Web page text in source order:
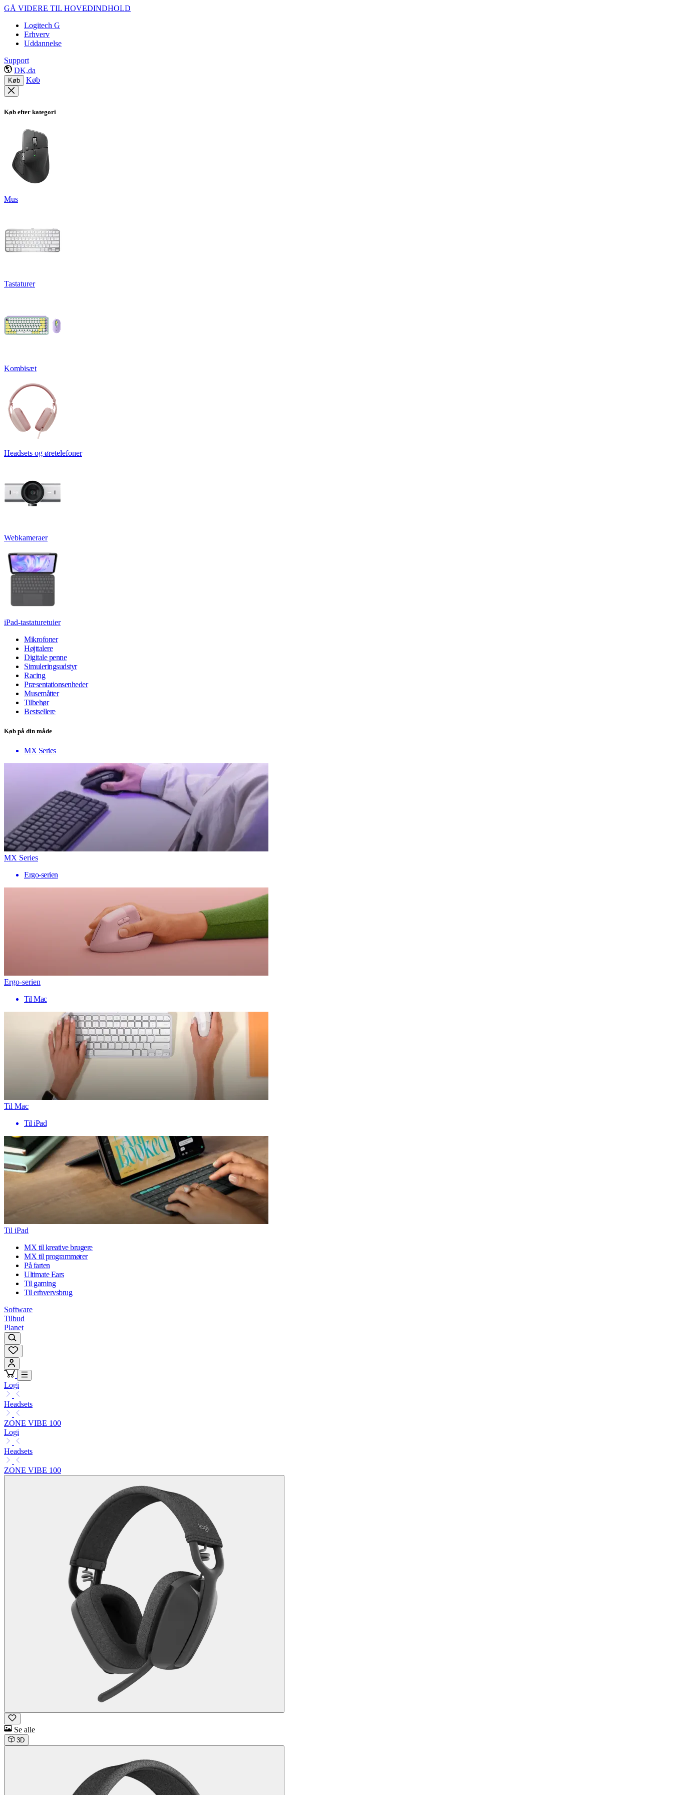
GÅ VIDERE TIL HOVEDINDHOLD
Logitech G
Erhverv
Uddannelse
Support
DK,da
Køb Køb
Køb efter kategori
Mus
Tastaturer
Kombisæt
Headsets og øretelefoner
Webkameraer
iPad-tastaturetuier
Mikrofoner
Højttalere
Digitale penne
Simuleringsudstyr
Racing
Præsentationsenheder
Musemåtter
Tilbehør
Bestsellere
Køb på din måde
MX Series
MX Series
Ergo-serien
Ergo-serien
Til Mac
Til Mac
Til iPad
Til iPad
MX til kreative brugere
MX til programmører
På farten
Ultimate Ears
Til gaming
Til erhvervsbrug
Software
Tilbud
Planet
Logi
Headsets
ZONE VIBE 100
Logi
Headsets
ZONE VIBE 100
Se alle
3D